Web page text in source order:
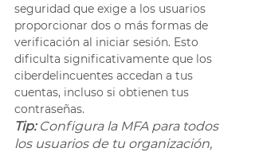
seguridad que exige a los usuarios
proporcionar dos o más formas de
verificación al iniciar sesión. Esto
dificulta significativamente que los
ciberdelincuentes accedan a tus
cuentas, incluso si obtienen tus
contraseñas.
Tip: Configura la MFA para todos
los usuarios de tu organización,